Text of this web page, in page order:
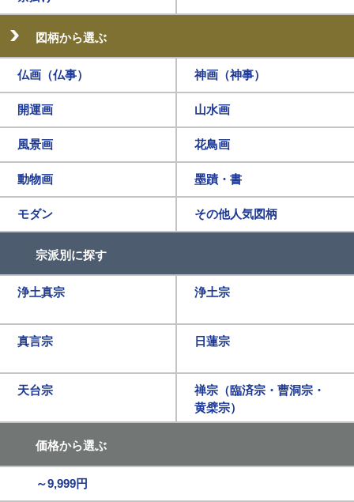
図柄から選ぶ
仏画（仏事） 神画（神事）
開運画 山水画
風景画 花鳥画
動物画 墨蹟・書
モダン その他人気図柄
宗派別に探す
浄土真宗 浄土宗
真言宗 日蓮宗
天台宗
禅宗（臨済宗・曹洞宗・
黄檗宗）
価格から選ぶ
～9,999円